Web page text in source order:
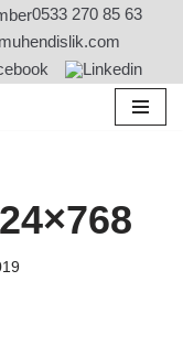
0533 270 85 63